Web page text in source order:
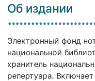
Об издании
Электронный фонд
национальной
хранитель
репертуара.